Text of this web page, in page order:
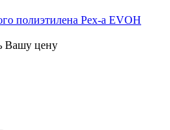
полиэтилена Pex-a EVOH
Вашу цену